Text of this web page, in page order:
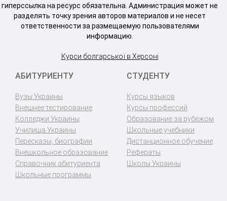
гиперссылка на ресурс обязательна. Администрация может не
разделять точку зрения авторов материалов и не несет
ответственности за размещаемую пользователями
информацию.
Курси болгарської в Херсоні
АБИТУРИЕНТУ
Вузы Украины
Внешнее тестирование
Колледжи Украины
Училища Украины
Пересказы, биографии
Внешкольное образование
Справочник абитуриента
Школьные программы
СТУДЕНТУ
Курсы языков
Курсы профессий
Образование за рубежом
Школьные учебники
Дистанционное обучение
Рефераты
Школы Украины